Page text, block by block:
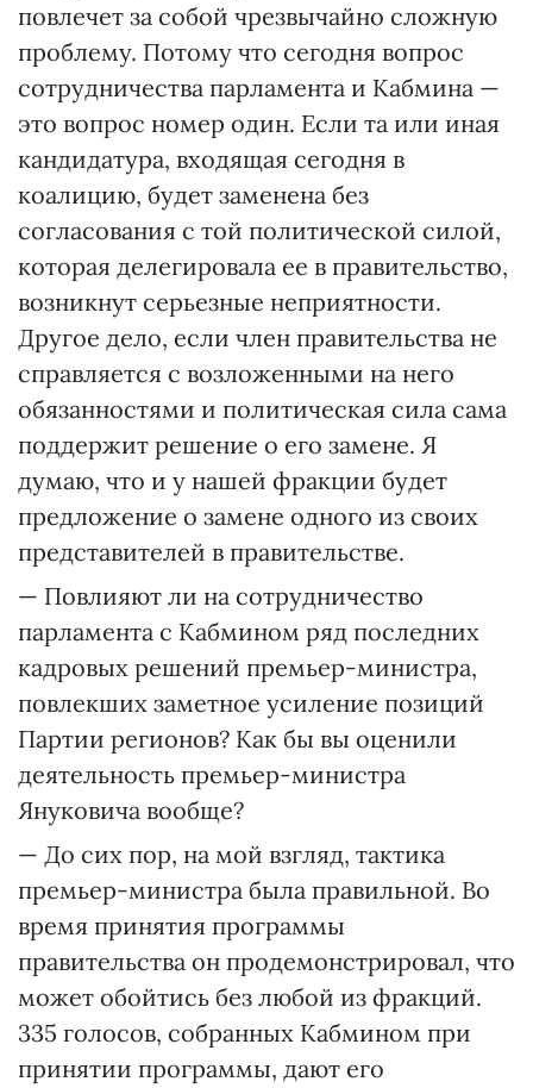
повлечет за собой чрезвычайно сложную
проблему. Потому что сегодня вопрос
сотрудничества парламента и Кабмина —
это вопрос номер один. Если та или иная
кандидатура, входящая сегодня в
коалицию, будет заменена без
согласования с той политической силой,
которая делегировала ее в правительство,
возникнут серьезные неприятности.
Другое дело, если член правительства не
справляется с возложенными на него
обязанностями и политическая сила сама
поддержит решение о его замене. Я
думаю, что и у нашей фракции будет
предложение о замене одного из своих
представителей в правительстве.
— Повлияют ли на сотрудничество
парламента с Кабмином ряд последних
кадровых решений премьер-министра,
повлекших заметное усиление позиций
Партии регионов? Как бы вы оценили
деятельность премьер-министра
Януковича вообще?
— До сих пор, на мой взгляд, тактика
премьер-министра была правильной. Во
время принятия программы
правительства он продемонстрировал, что
может обойтись без любой из фракций.
335 голосов, собранных Кабмином при
принятии программы, дают его